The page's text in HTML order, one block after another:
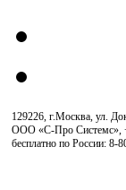
129226, г.Москва, ул.
ООО «С-Про Системс»
бесплатно по России: 8-